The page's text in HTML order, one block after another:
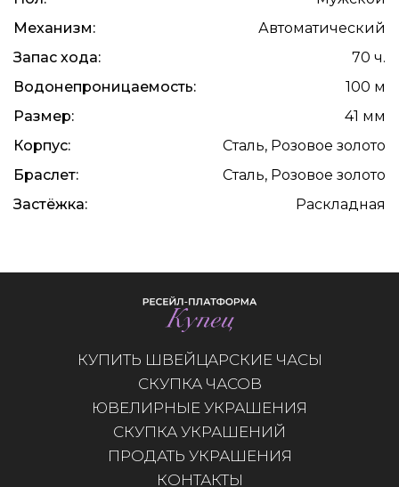
Механизм:
Автоматический
Запас хода:
70 ч.
Водонепроницаемость:
100 м
Размер:
41 мм
Корпус:
Сталь, Розовое золото
Браслет:
Сталь, Розовое золото
Застёжка:
Раскладная
КУПИТЬ ШВЕЙЦАРСКИЕ ЧАСЫ
СКУПКА ЧАСОВ
ЮВЕЛИРНЫЕ УКРАШЕНИЯ
СКУПКА УКРАШЕНИЙ
ПРОДАТЬ УКРАШЕНИЯ
КОНТАКТЫ